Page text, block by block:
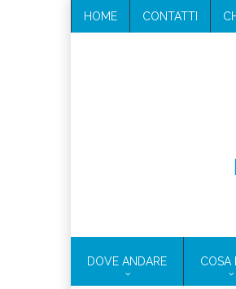
HOME CONTATTI
DOVE ANDARE COSA